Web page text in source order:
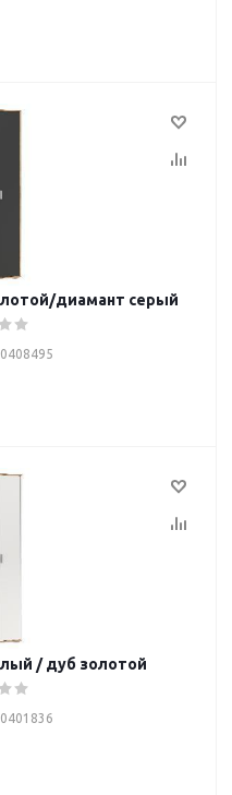
диамант серый
/ дуб золотой